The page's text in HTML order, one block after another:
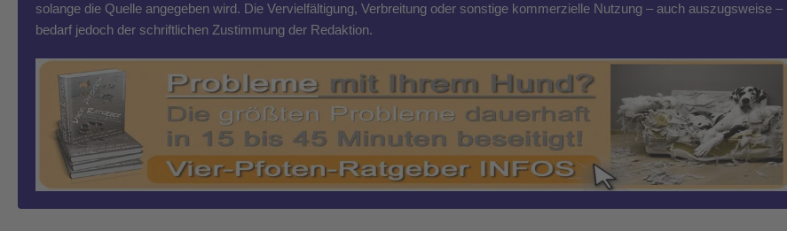
solange die Quelle angegeben wird. Die Vervielfältigung, Verbreitung oder sonstige kommerzielle Nutzung – auch auszugsweise –
bedarf jedoch der schriftlichen Zustimmung der Redaktion.